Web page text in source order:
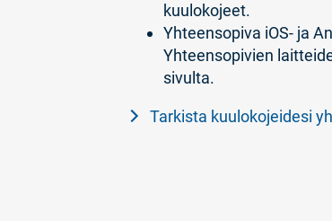
kuulokojeet.
Yhteensopiva iOS- ja
Yhteensopivien
sivulta.
Tarkista kuulokojeidesi